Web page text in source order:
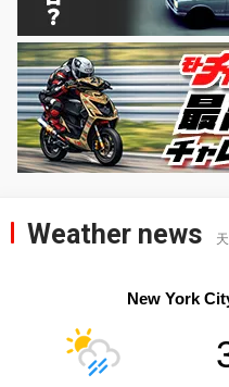
Weather news
New York